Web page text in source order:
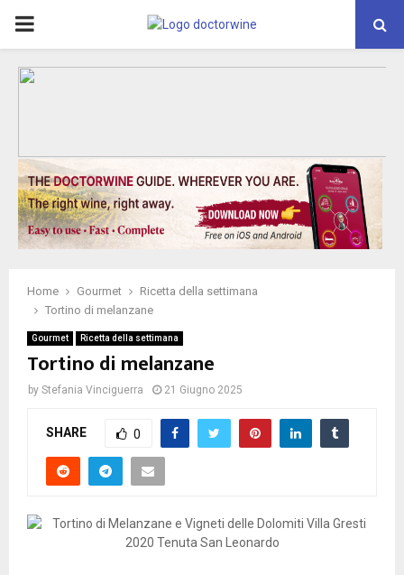
PRIMARY
MENU
Home Gourmet
Ricetta della settimana
Tortino di melanzane
Gourmet Ricetta della settimana
Tortino di melanzane
by Stefania Vinciguerra 21 Giugno 2025
SHARE 0